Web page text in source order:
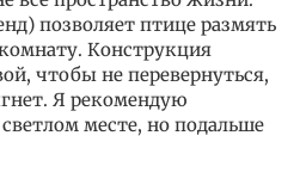
позволяет птице размять
Конструкция
чтобы не перевернуться,
Я рекомендую
месте, но подальше